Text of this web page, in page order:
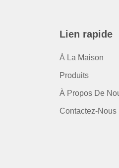
Lien rapide
À La Maison
Produits
À Propos De
Contactez-Nous